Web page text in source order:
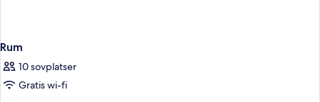
Rum
10 sovplatser
Gratis wi-fi